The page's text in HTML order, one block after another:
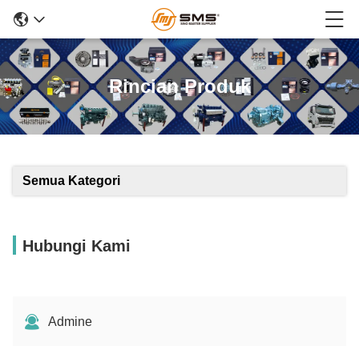
Rincian Produk
Semua Kategori
Hubungi Kami
Admine